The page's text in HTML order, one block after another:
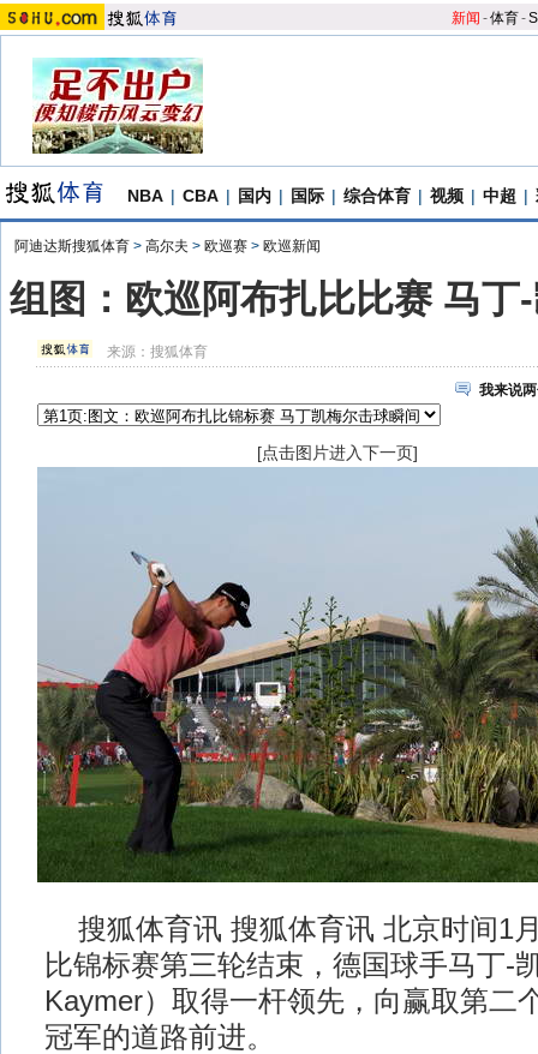
新闻 -体育-S
NBA | CBA | 国内 | 国际 | 综合体育 | 视频 | 中超 |
阿迪达斯搜狐体育 > 高尔夫 > 欧巡赛 > 欧巡新闻
组图：欧巡阿布扎比比赛 马丁
来源：搜狐体育
我来说
[点击图片进入下一页]
搜狐体育讯 搜狐体育讯 北京时间1
比锦标赛第三轮结束，德国球手马丁-
Kaymer）取得一杆领先，向赢取第二
冠军的道路前进。